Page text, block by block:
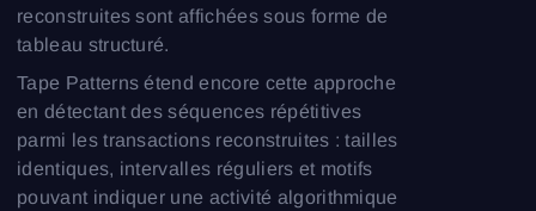
reconstruites sont affichées sous forme de
tableau structuré.
Tape Patterns étend encore cette approche
en détectant des séquences répétitives
parmi les transactions reconstruites : tailles
identiques, intervalles réguliers et motifs
pouvant indiquer une activité algorithmique